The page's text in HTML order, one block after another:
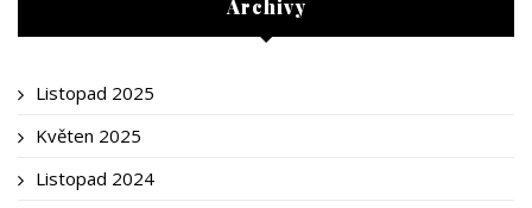
Archivy
Listopad 2025
Květen 2025
Listopad 2024